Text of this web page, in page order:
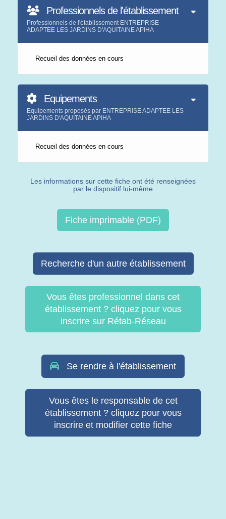
Professionnels de l'établissement
Professionnels de l'établissement ENTREPRISE
ADAPTEE LES JARDINS D'AQUITAINE APIHA
Recueil des données en cours
Equipements
Equipements proposés par ENTREPRISE ADAPTEE LES
JARDINS D'AQUITAINE APIHA
Recueil des données en cours
Les informations sur cette fiche ont été renseignées
par le dispositif lui-même
Fiche imprimable (PDF)
Recherche d'un autre établissement
Vous êtes professionnel dans cet
établissement ? cliquez pour vous
inscrire sur Rétab-Réseau
Se rendre à l'établissement
Vous êtes le responsable de cet
établissement ? cliquez pour vous
inscrire et modifier cette fiche